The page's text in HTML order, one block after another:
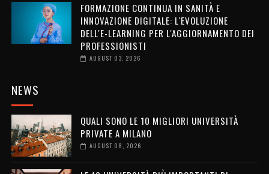
FORMAZIONE CONTINUA IN SANITÀ E
INNOVAZIONE DIGITALE: L'EVOLUZIONE
DELL'E-LEARNING PER L'AGGIORNAMENTO DEI
PROFESSIONISTI
AUGUST 03, 2026
NEWS
QUALI SONO LE 10 MIGLIORI UNIVERSITÀ
PRIVATE A MILANO
AUGUST 08, 2026